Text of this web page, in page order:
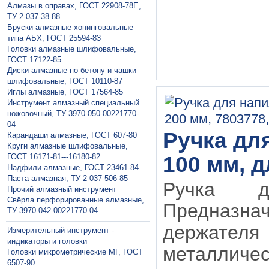
Алмазы в оправах, ГОСТ 22908-78Е,
ТУ 2-037-38-88
Бруски алмазные хонинговальные
типа АБХ, ГОСТ 25594-83
Головки алмазные шлифовальные,
ГОСТ 17122-85
Диски алмазные по бетону и чашки
шлифовальные, ГОСТ 10110-87
Иглы алмазные, ГОСТ 17564-85
Инструмент алмазный специальный
ножовочный, ТУ 3970-050-00221770-
04
Карандаши алмазные, ГОСТ 607-80
Круги алмазные шлифовальные,
ГОСТ 16171-81---16180-82
Надфили алмазные, ГОСТ 23461-84
Паста алмазная, ТУ 2-037-506-85
Прочий алмазный инструмент
Свёрла перфорированные алмазные,
ТУ 3970-042-00221770-04
Измерительный инструмент -
индикаторы и головки
Головки микрометрические МГ, ГОСТ
6507-90
Ручка
100 мм,
Ручка